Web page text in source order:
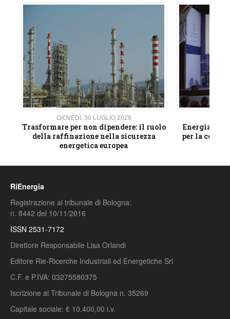
GIOVEDÌ, 30 LUGLIO 2026
Trasformare per non dipendere: il ruolo
della raffinazione nella sicurezza
energetica europea
Energia e
per la
RiEnergia
Registrazione al tribunale di Bologna:
n. 8442 del 10/11/2016
ISSN 2531-7172
Direttore Responsabile Lisa Orlandi
Editore Rie-Ricerche Industriali ed Energetiche Srl
C.F. e P.IVA: 03275580375
Iscrizione al Tribunale di Bologna n. 35269
Capitale sociale: € 10.400,00 i.v.